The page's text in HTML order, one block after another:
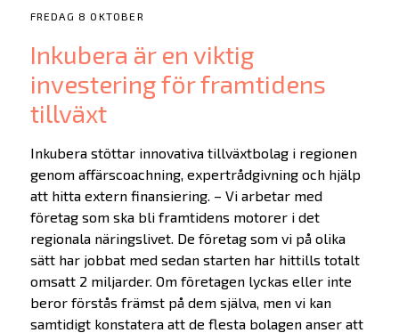
FREDAG 8 OKTOBER
Inkubera är en viktig
investering för framtidens
tillväxt
Inkubera stöttar innovativa tillväxtbolag i regionen
genom affärscoachning, expertrådgivning och hjälp
att hitta extern finansiering. – Vi arbetar med
företag som ska bli framtidens motorer i det
regionala näringslivet. De företag som vi på olika
sätt har jobbat med sedan starten har hittills totalt
omsatt 2 miljarder. Om företagen lyckas eller inte
beror förstås främst på dem själva, men vi kan
samtidigt konstatera att de flesta bolagen anser att